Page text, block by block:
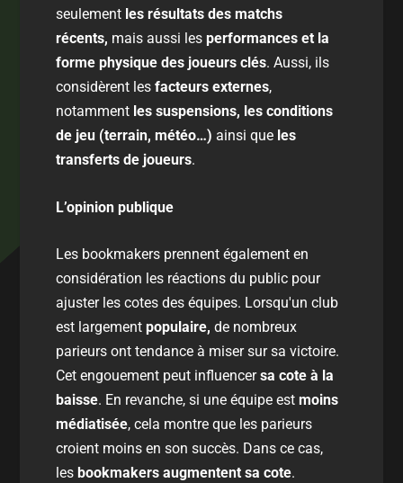
seulement les résultats des matchs
récents, mais aussi les performances et la
forme physique des joueurs clés. Aussi, ils
considèrent lesfacteurs externes,
notamment les suspensions, les conditions
de jeu (terrain, météo…) ainsi que les
transferts de joueurs.
L’opinion publique
Les bookmakers prennent également en
considération les réactions du public pour
ajuster les cotes des équipes. Lorsqu'un club
est largementpopulaire, de nombreux
parieurs ont tendance à miser sur sa victoire.
Cet engouement peut influencersa cote à la
baisse. En revanche, si une équipe estmoins
médiatisée, cela montre que les parieurs
croient moins en son succès. Dans ce cas,
les bookmakers augmentent sa cote.